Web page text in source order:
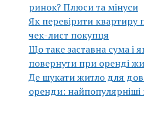
ринок? Плюси та мінуси
Як перевірити квартиру
чек-лист покупця
Що таке заставна сума і
повернути при оренді
Де шукати житло для
оренди: